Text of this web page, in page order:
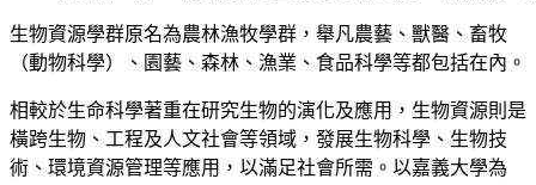
生物資源學群原名為農林漁牧學群，舉凡農藝、獸醫、畜牧
（動物科學）、園藝、森林、漁業、食品科學等都包括在內。
相較於生命科學著重在研究生物的演化及應用，生物資源則是
橫跨生物、工程及人文社會等領域，發展生物科學、生物技
術、環境資源管理等應用，以滿足社會所需。以嘉義大學為